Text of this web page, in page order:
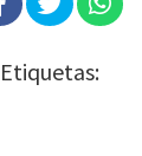
Etiquetas: